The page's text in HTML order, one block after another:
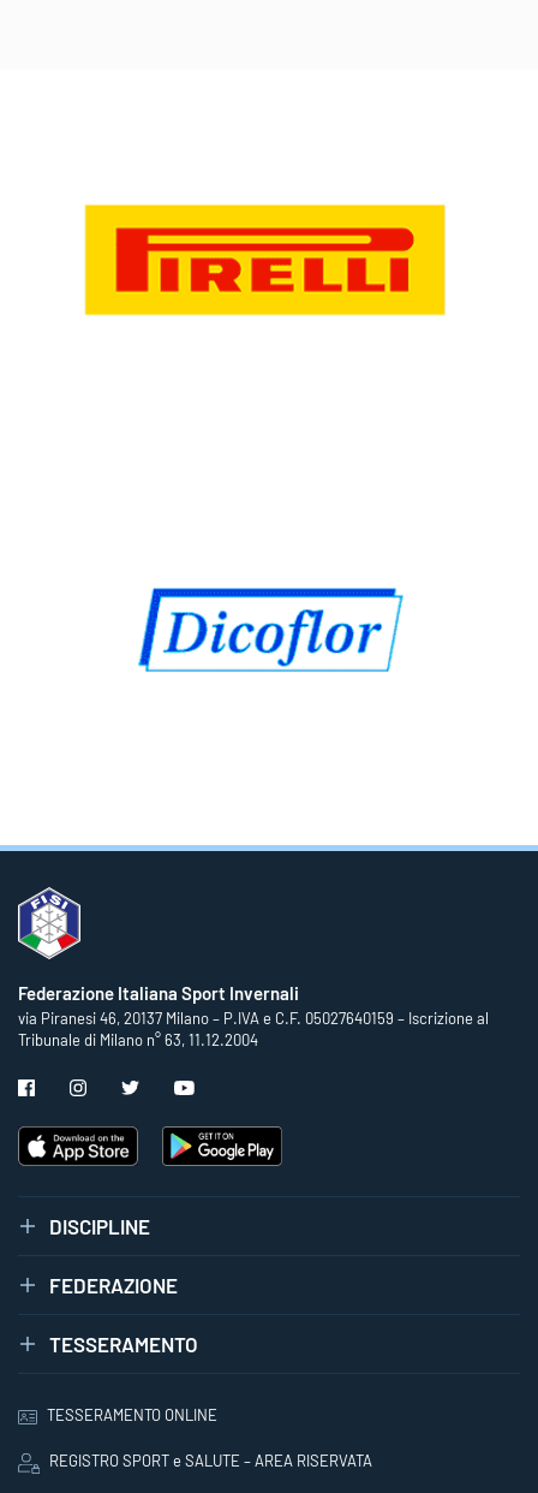
Federazione Italiana Sport Invernali
via Piranesi 46, 20137 Milano – P.IVA e C.F. 05027640159 – Iscrizione al
Tribunale di Milano n° 63, 11.12.2004
DISCIPLINE
FEDERAZIONE
TESSERAMENTO
TESSERAMENTO ONLINE
REGISTRO SPORT e SALUTE – AREA RISERVATA